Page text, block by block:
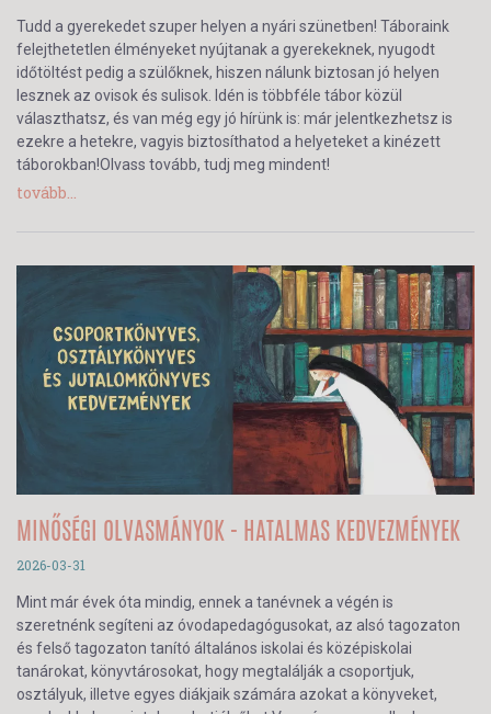
Tudd a gyerekedet szuper helyen a nyári szünetben! Táboraink
felejthetetlen élményeket nyújtanak a gyerekeknek, nyugodt
időtöltést pedig a szülőknek, hiszen nálunk biztosan jó helyen
lesznek az ovisok és sulisok. Idén is többféle tábor közül
választhatsz, és van még egy jó hírünk is: már jelentkezhetsz is
ezekre a hetekre, vagyis biztosíthatod a helyeteket a kinézett
táborokban!Olvass tovább, tudj meg mindent!
tovább...
MINŐSÉGI OLVASMÁNYOK - HATALMAS KEDVEZMÉNYEK
2026-03-31
Mint már évek óta mindig, ennek a tanévnek a végén is
szeretnénk segíteni az óvodapedagógusokat, az alsó tagozaton
és felső tagozaton tanító általános iskolai és középiskolai
tanárokat, könyvtárosokat, hogy megtalálják a csoportjuk,
osztályuk, illetve egyes diákjaik számára azokat a könyveket,